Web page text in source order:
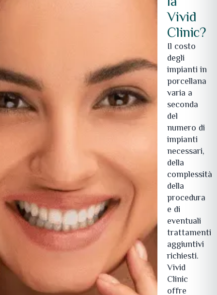
Vivid
Clinic?
Il costo
degli
impianti in
porcellana
varia a
seconda
del
numero di
impianti
necessari,
della
complessità
della
procedura
e di
eventuali
trattamenti
aggiuntivi
richiesti.
Vivid
Clinic
offre